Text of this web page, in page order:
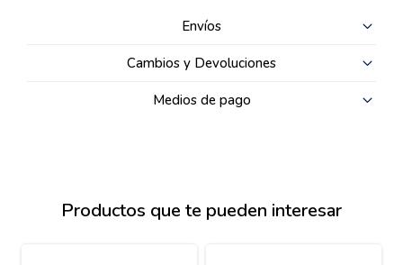
Envíos
Cambios y Devoluciones
Medios de pago
Productos que te pueden interesar